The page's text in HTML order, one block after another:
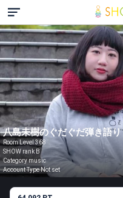
八島未樹のぐだぐだ弾き語り
Room Level 368
SHOW rank B
Category music
Account Type Not set